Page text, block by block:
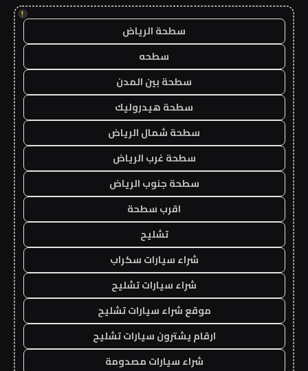
!
سطحة الرياض
سطحه
سطحة بين المدن
سطحة هيدروليك
سطحة شمال الرياض
سطحة غرب الرياض
سطحة جنوب الرياض
اقرب سطحة
تشليح
شراء سيارات سكراب
شراء سيارات تشليح
موقع شراء سيارات تشليح
ارقام يشترون سيارات تشليح
شراء سيارات مصدومة